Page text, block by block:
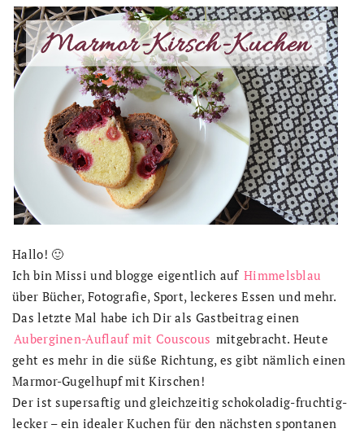
Hallo! 🙂
Ich bin Missi und blogge eigentlich auf Himmelsblau
über Bücher, Fotografie, Sport, leckeres Essen und mehr.
Das letzte Mal habe ich Dir als Gastbeitrag einen
Auberginen-Auflauf mit Couscous mitgebracht. Heute
geht es mehr in die süße Richtung, es gibt nämlich einen
Marmor-Gugelhupf mit Kirschen!
Der ist supersaftig und gleichzeitig schokoladig-fruchtig-
lecker – ein idealer Kuchen für den nächsten spontanen